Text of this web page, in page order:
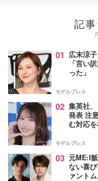
記
01 広末涼
「言い
った」
モデルプレス
02 集英社
発表 注
む対応を
モデルプレス
03 元ME:I
ない喜
ァント